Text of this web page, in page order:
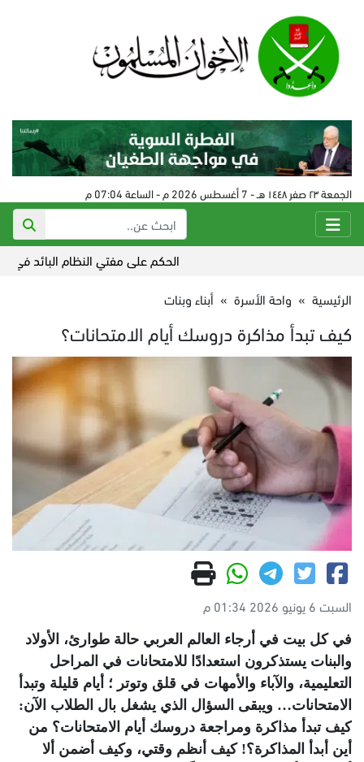
الجمعة ٢٣ صفر ١٤٤٨ هـ - 7 أغسطس 2026 م - الساعة 07:04 م
الحكم على مفتي النظام البائد في سورية 24 أغسطس
الرئيسية » واحة الأسرة » أبناء وبنات
كيف تبدأ مذاكرة دروسك أيام الامتحانات؟
السبت 6 يونيو 2026 01:34 م
في كل بيت في أرجاء العالم العربي حالة طوارئ، الأولاد
والبنات يستذكرون استعدادًا للامتحانات في المراحل
التعليمية، والآباء والأمهات في قلق وتوتر ؛ أيام قليلة وتبدأ
الامتحانات… ويبقى السؤال الذي يشغل بال الطلاب الآن:
كيف تبدأ مذاكرة ومراجعة دروسك أيام الامتحانات؟ من
أين أبدأ المذاكرة؟! كيف أنظم وقتي، وكيف أضمن ألا